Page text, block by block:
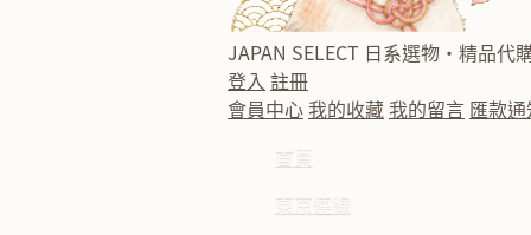
JAPAN SELECT 日系選物・精品代
登入 註冊
會員中心我的收藏我的留言 匯款
首頁
東京連線